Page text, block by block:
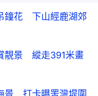
鐘花 下山經鹿湖郊
靚景 縱走391米畫
景 打卡曝罟灣堤圍